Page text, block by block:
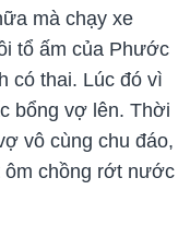
mà chạy xe
tổ ấm của Phước
có thai. Lúc đó vì
bổng vợ lên. Thời
vô cùng chu đáo,
ôm chồng rớt nước